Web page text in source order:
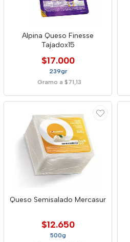
Alpina Queso Finesse
Tajadox15
$17.000
239gr
Gramo a $71,13
Queso Semisalado Mercasur
$12.650
500g